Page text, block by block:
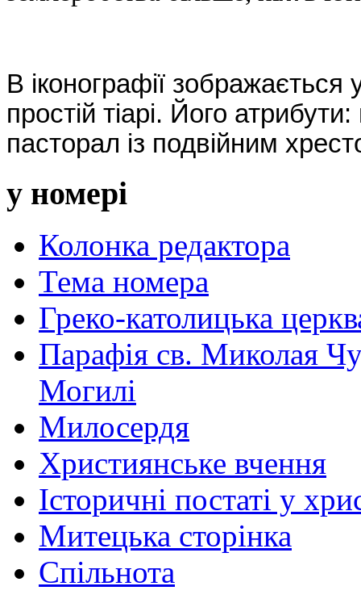
В іконографії зображається
простій тіарі. Його
пасторал із подвійним
у номері
Колонка редактора
Тема номера
Греко-католицька
Парафія св. Миколая
Могилі
Милосердя
Християнське вчення
Історичні постаті у
Митецька сторінка
Спільнота